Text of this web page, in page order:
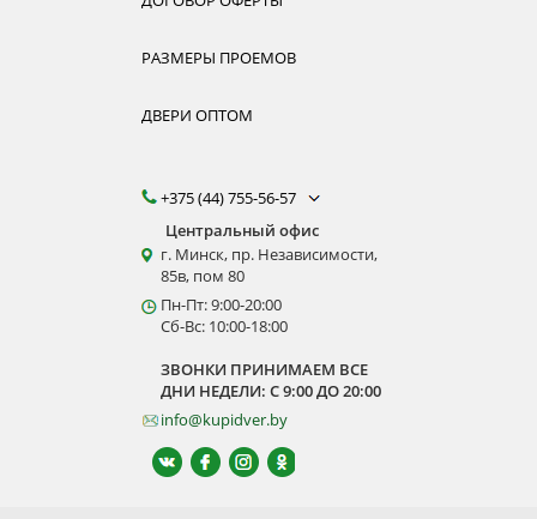
РАЗМЕРЫ ПРОЕМОВ
ДВЕРИ ОПТОМ
+375 (44) 755-56-57
Центральный офис
г. Минск, пр. Независимости,
85в, пом 80
Пн-Пт: 9:00-20:00
Сб-Вс: 10:00-18:00
ЗВОНКИ ПРИНИМАЕМ ВСЕ
ДНИ НЕДЕЛИ: С 9:00 ДО 20:00
info@kupidver.by